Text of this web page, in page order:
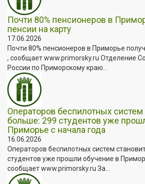
Почти 80% пенсионеров в
пенсии на карту
17.06.2026
Почти 80% пенсионеров в Приморье
, сообщает www.primorsky.ru Отделение
России по Приморскому краю...
Операторов беспилотных систем
больше: 299 студентов уже
Приморье с начала года
16.06.2026
Операторов беспилотных систем
студентов уже прошли обучение в
сообщает www.primorsky.ru За...